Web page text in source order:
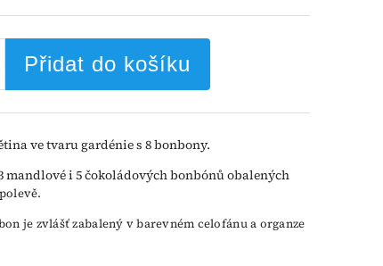
Přidat do košíku
ve tvaru gardénie s 8 bonbony.
mandlové i 5 čokoládových bonbónů obalených
je zvlášť zabalený v barevném celofánu a organze